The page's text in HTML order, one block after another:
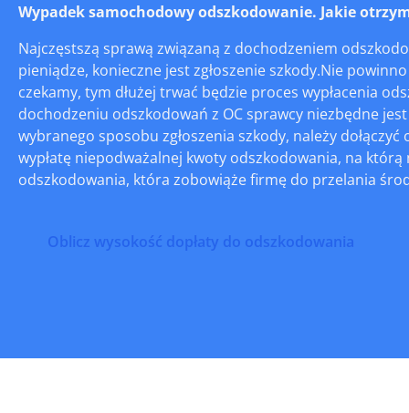
Wypadek samochodowy odszkodowanie. Jakie
Najczęstszą sprawą związaną z dochodzeniem
pieniądze, konieczne jest zgłoszenie szkody.Nie
czekamy, tym dłużej trwać będzie proces wypłacenia
dochodzeniu odszkodowań z OC sprawcy niezbędne
wybranego sposobu zgłoszenia szkody, należy
wypłatę niepodważalnej kwoty odszkodowania, na którą
odszkodowania, która zobowiąże firmę do przelania
Oblicz wysokość dopłaty do odszkodowania